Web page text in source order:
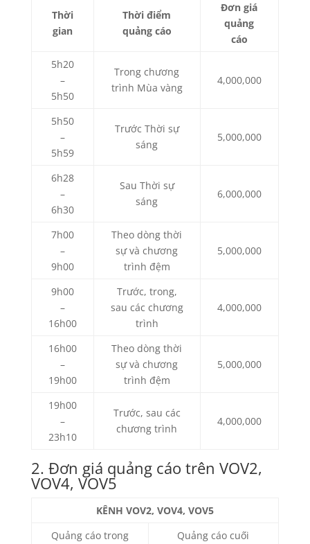
Thời
gian
Thời điểm
quảng cáo
Đơn giá
quảng
cáo
5h20
–
5h50
Trong chương
trình Mùa vàng
4,000,000
5h50
–
5h59
Trước Thời sự
sáng
5,000,000
6h28
–
6h30
Sau Thời sự
sáng
6,000,000
7h00
–
9h00
Theo dòng thời
sự và chương
trình đệm
5,000,000
9h00
–
16h00
Trước, trong,
sau các chương
trình
4,000,000
16h00
–
19h00
Theo dòng thời
sự và chương
trình đệm
5,000,000
19h00
–
23h10
Trước, sau các
chương trình
4,000,000
2. Đơn giá quảng cáo trên VOV2,
VOV4, VOV5
KÊNH VOV2, VOV4, VOV5
Quảng cáo trong
Quảng cáo cuối